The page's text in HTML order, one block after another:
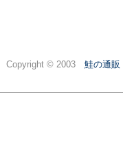
Copyright © 2003 鮭の通販